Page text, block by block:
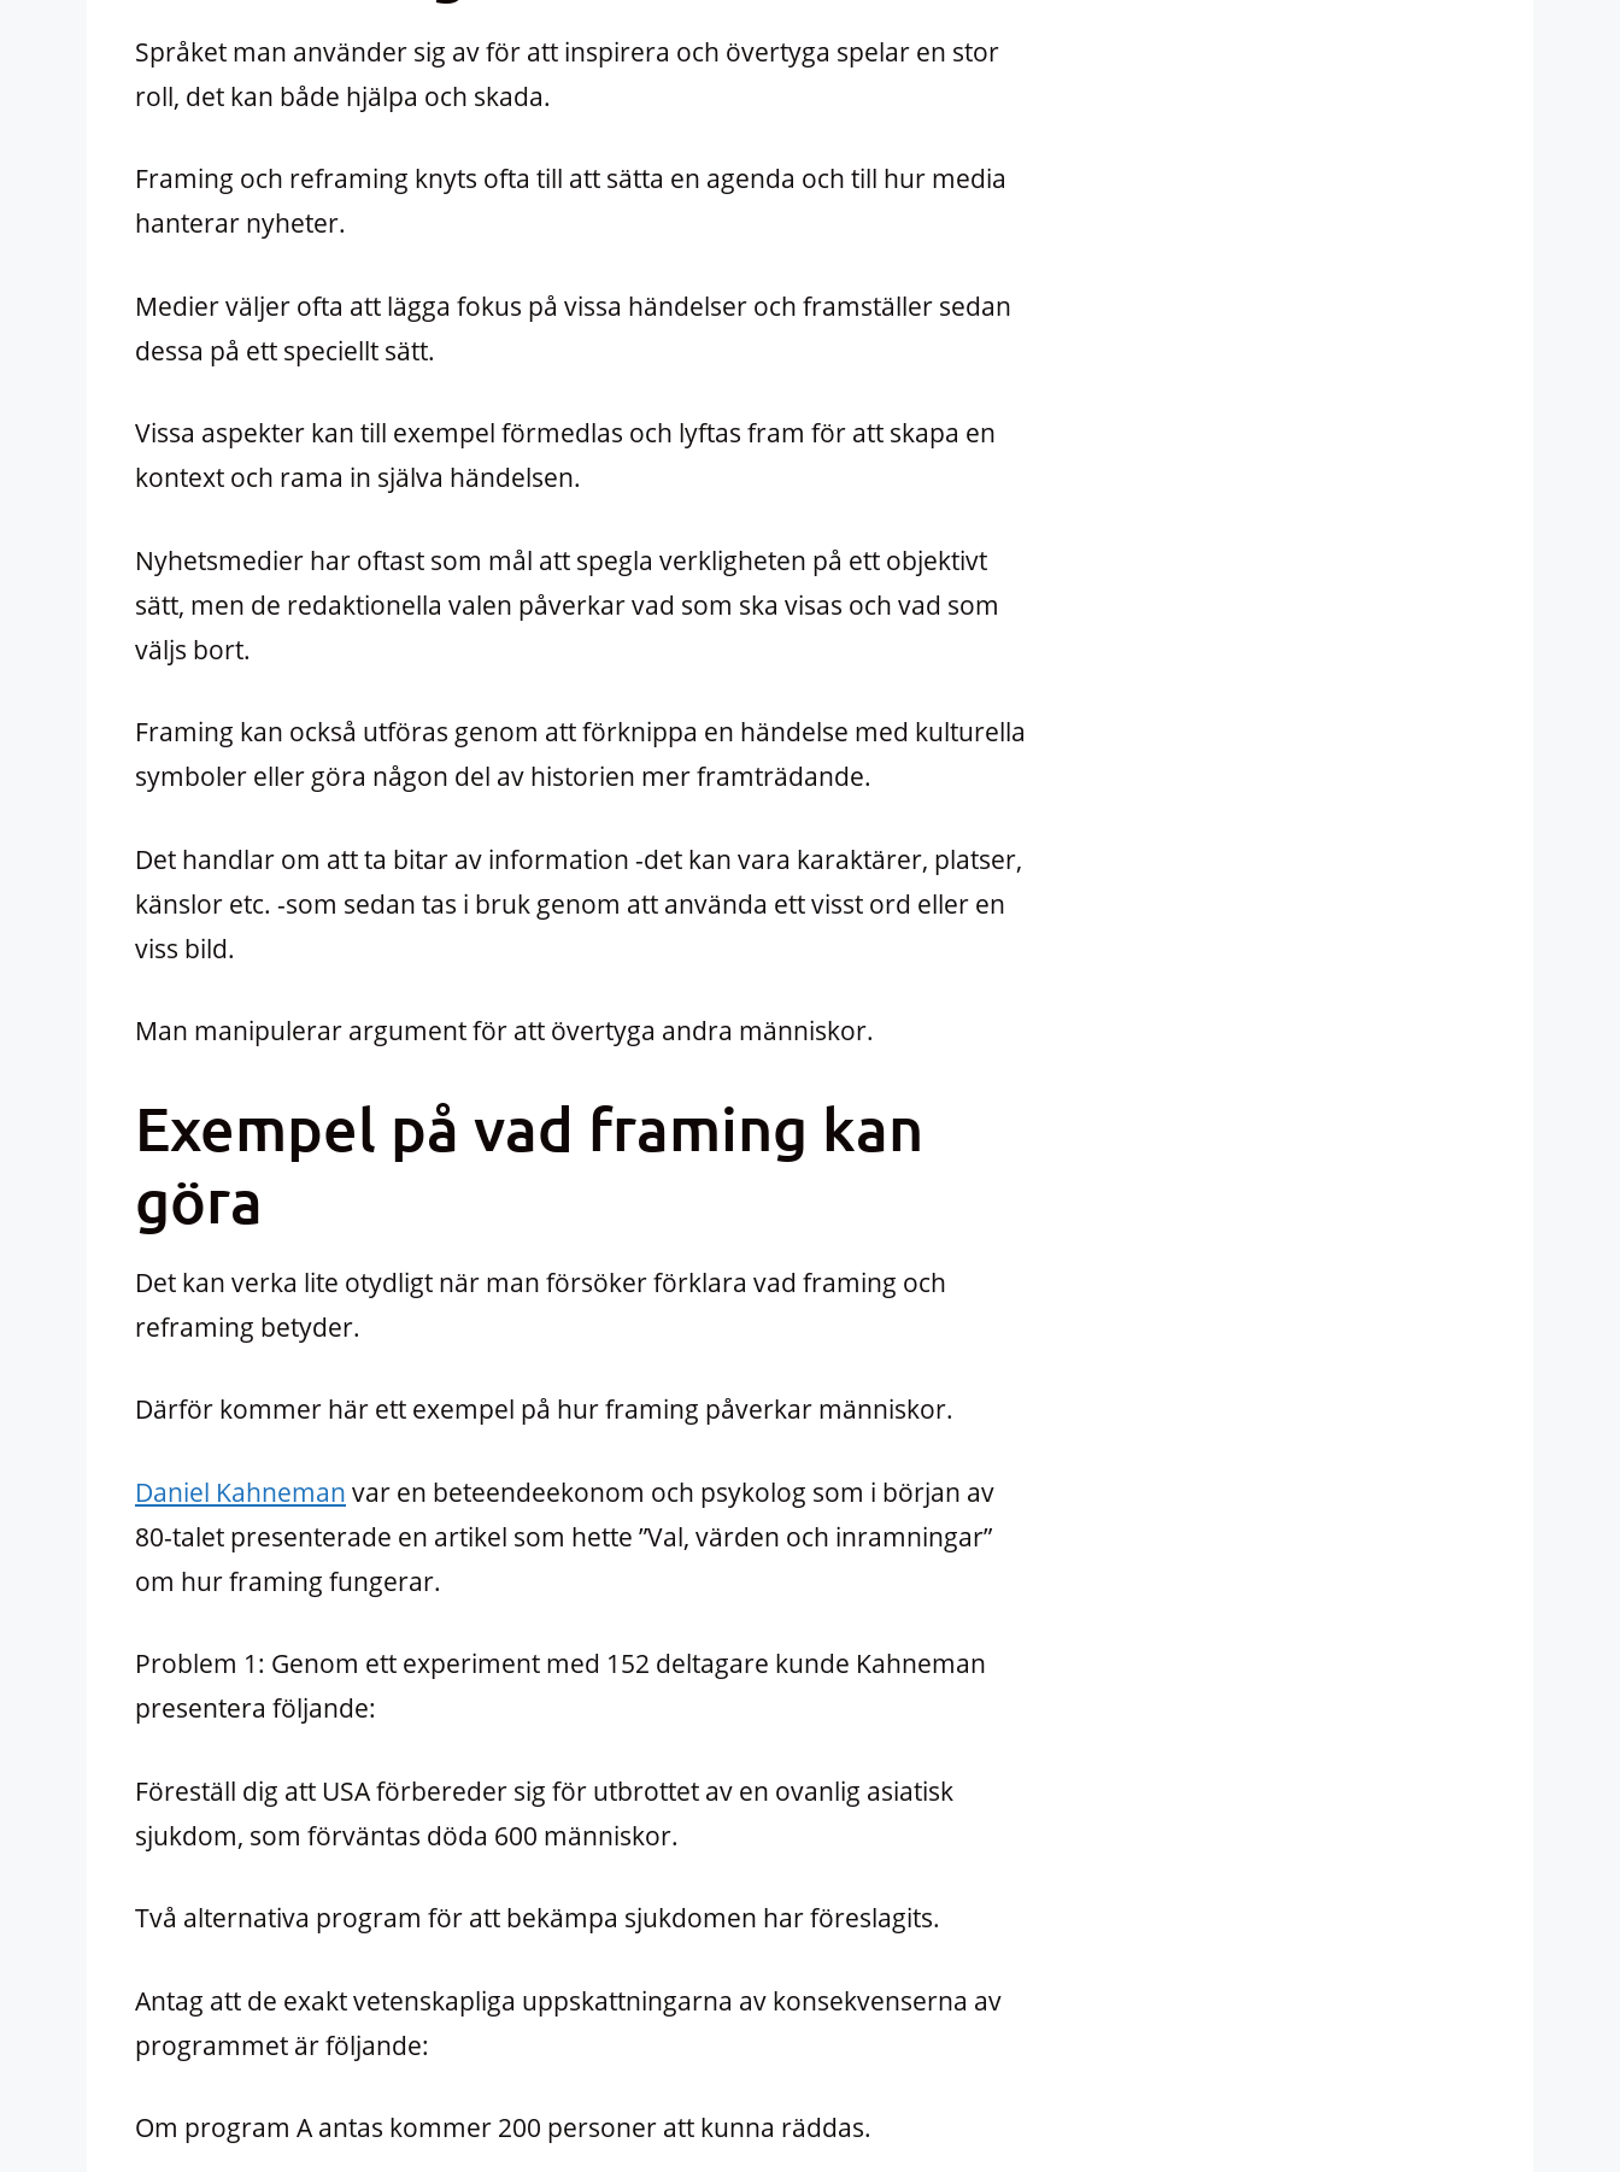
Språket man använder sig av för att inspirera och övertyga spelar en stor
roll, det kan både hjälpa och skada.
Framing och reframing knyts ofta till att sätta en agenda och till hur media
hanterar nyheter.
Medier väljer ofta att lägga fokus på vissa händelser och framställer sedan
dessa på ett speciellt sätt.
Vissa aspekter kan till exempel förmedlas och lyftas fram för att skapa en
kontext och rama in själva händelsen.
Nyhetsmedier har oftast som mål att spegla verkligheten på ett objektivt
sätt, men de redaktionella valen påverkar vad som ska visas och vad som
väljs bort.
Framing kan också utföras genom att förknippa en händelse med kulturella
symboler eller göra någon del av historien mer framträdande.
Det handlar om att ta bitar av information -det kan vara karaktärer, platser,
känslor etc. -som sedan tas i bruk genom att använda ett visst ord eller en
viss bild.
Man manipulerar argument för att övertyga andra människor.
Exempel på vad framing kan
göra
Det kan verka lite otydligt när man försöker förklara vad framing och
reframing betyder.
Därför kommer här ett exempel på hur framing påverkar människor.
Daniel Kahneman var en beteendeekonom och psykolog som i början av
80-talet presenterade en artikel som hette ”Val, värden och inramningar”
om hur framing fungerar.
Problem 1: Genom ett experiment med 152 deltagare kunde Kahneman
presentera följande:
Föreställ dig att USA förbereder sig för utbrottet av en ovanlig asiatisk
sjukdom, som förväntas döda 600 människor.
Två alternativa program för att bekämpa sjukdomen har föreslagits.
Antag att de exakt vetenskapliga uppskattningarna av konsekvenserna av
programmet är följande:
Om program A antas kommer 200 personer att kunna räddas.